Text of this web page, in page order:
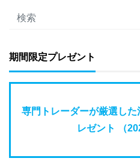
期間限定プレゼント
専門トレーダーが厳選し
レゼント （